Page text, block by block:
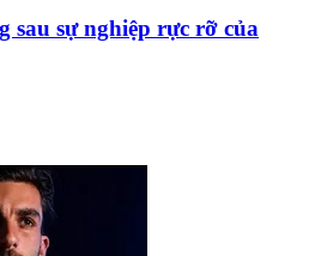
sau sự nghiệp rực rỡ của